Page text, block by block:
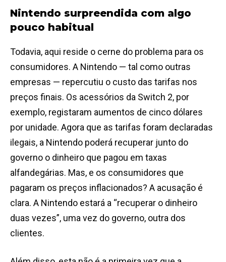
Nintendo surpreendida com algo
pouco habitual
Todavia, aqui reside o cerne do problema para os
consumidores. A Nintendo — tal como outras
empresas — repercutiu o custo das tarifas nos
preços finais. Os acessórios da Switch 2, por
exemplo, registaram aumentos de cinco dólares
por unidade. Agora que as tarifas foram declaradas
ilegais, a Nintendo poderá recuperar junto do
governo o dinheiro que pagou em taxas
alfandegárias. Mas, e os consumidores que
pagaram os preços inflacionados? A acusação é
clara. A Nintendo estará a “recuperar o dinheiro
duas vezes”, uma vez do governo, outra dos
clientes.